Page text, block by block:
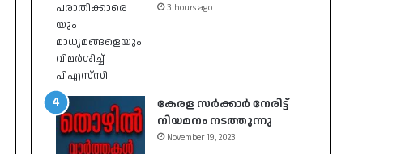
3 hours ago
കേരള സർക്കാർ നേരിട്ട്
നിയമനം നടത്തുന്നു
November 19, 2023